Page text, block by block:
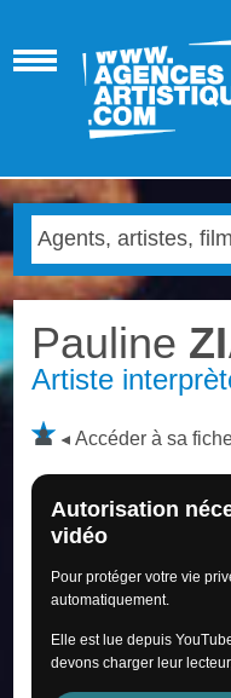
Pauline
Artiste
Accéder à sa
Autorisation
vidéo
Pour protéger votre vie
automatiquement.
Elle est lue depuis
devons charger leur